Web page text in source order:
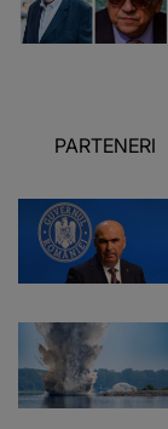
PARTENERI